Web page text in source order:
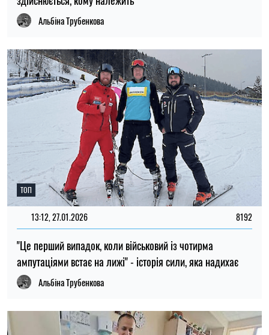
Альбіна Трубенкова
ТОП
13:12, 27.01.2026 8192
"Це перший випадок, коли військовий із чотирма
ампутаціями встає на лижі" - історія сили, яка надихає
Альбіна Трубенкова